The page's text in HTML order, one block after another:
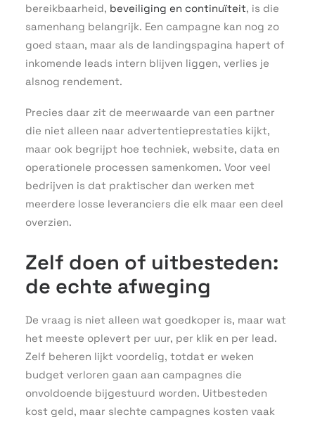
bereikbaarheid, beveiliging en continuïteit, is die
samenhang belangrijk. Een campagne kan nog zo
goed staan, maar als de landingspagina hapert of
inkomende leads intern blijven liggen, verlies je
alsnog rendement.
Precies daar zit de meerwaarde van een partner
die niet alleen naar advertentieprestaties kijkt,
maar ook begrijpt hoe techniek, website, data en
operationele processen samenkomen. Voor veel
bedrijven is dat praktischer dan werken met
meerdere losse leveranciers die elk maar een deel
overzien.
Zelf doen of uitbesteden:
de echte afweging
De vraag is niet alleen wat goedkoper is, maar wat
het meeste oplevert per uur, per klik en per lead.
Zelf beheren lijkt voordelig, totdat er weken
budget verloren gaan aan campagnes die
onvoldoende bijgestuurd worden. Uitbesteden
kost geld, maar slechte campagnes kosten vaak